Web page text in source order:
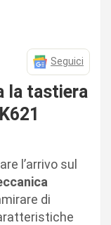
Seguici
la tastiera
l’arrivo sul
di